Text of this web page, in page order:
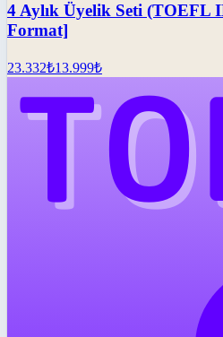
4 Aylık Üyelik Seti (TOEFL
Format]
23.332₺13.999₺